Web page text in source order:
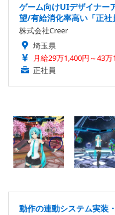
ゲーム向けUIデザイナー
望/有給消化率高い「正社
株式会社Creer
埼玉県
月給29万1,400円～43万
正社員
動作の連動システム実装